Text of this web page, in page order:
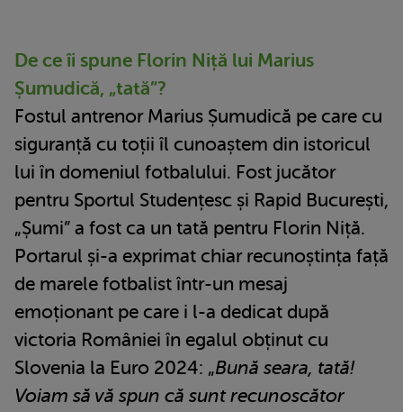
De ce îi spune Florin Niță lui Marius
Șumudică, „tată”?
Fostul antrenor Marius Șumudică pe care cu
siguranță cu toții îl cunoaștem din istoricul
lui în domeniul fotbalului. Fost jucător
pentru Sportul Studențesc și Rapid București,
„Șumi” a fost ca un tată pentru Florin Niță.
Portarul și-a exprimat chiar recunoștința față
de marele fotbalist într-un mesaj
emoționant pe care i l-a dedicat după
victoria României în egalul obținut cu
Slovenia la Euro 2024: „Bună seara, tată!
Voiam să vă spun că sunt recunoscător